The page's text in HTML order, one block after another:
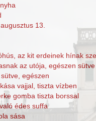
13.
az kit erdeinek hínak
az utója, egészen sütve
egészen
vajjal, tiszta vízben
gomba tiszta borssal
édes suffa
sása